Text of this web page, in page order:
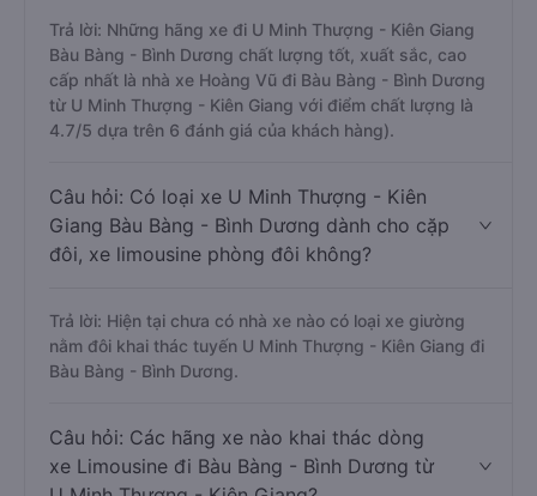
Trả lời: Những hãng xe đi U Minh Thượng - Kiên Giang
Bàu Bàng - Bình Dương chất lượng tốt, xuất sắc, cao
cấp nhất là nhà xe Hoàng Vũ đi Bàu Bàng - Bình Dương
từ U Minh Thượng - Kiên Giang với điểm chất lượng là
4.7/5 dựa trên 6 đánh giá của khách hàng).
Câu hỏi: Có loại xe U Minh Thượng - Kiên
Giang Bàu Bàng - Bình Dương dành cho cặp
đôi, xe limousine phòng đôi không?
Trả lời: Hiện tại chưa có nhà xe nào có loại xe giường
nằm đôi khai thác tuyến U Minh Thượng - Kiên Giang đi
Bàu Bàng - Bình Dương.
Câu hỏi: Các hãng xe nào khai thác dòng
xe Limousine đi Bàu Bàng - Bình Dương từ